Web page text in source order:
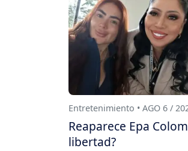
Entretenimiento • AGO 6 /
Reaparece Epa
libertad?